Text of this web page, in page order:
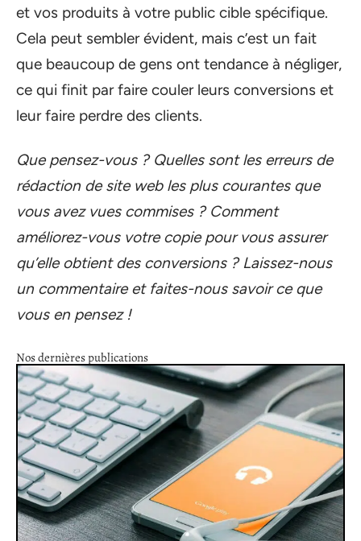
et vos produits à votre public cible spécifique.
Cela peut sembler évident, mais c’est un fait
que beaucoup de gens ont tendance à négliger,
ce qui finit par faire couler leurs conversions et
leur faire perdre des clients.
Que pensez-vous ? Quelles sont les erreurs de
rédaction de site web les plus courantes que
vous avez vues commises ? Comment
améliorez-vous votre copie pour vous assurer
qu’elle obtient des conversions ? Laissez-nous
un commentaire et faites-nous savoir ce que
vous en pensez !
Nos dernières publications